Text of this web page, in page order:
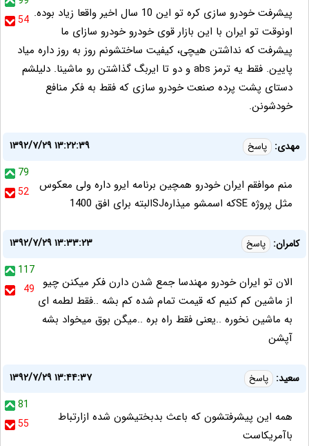
54 پیشرفت خودرو سازی کره تو این 10 سال اخیر واقعا زیاد بوده.
اونوقت تو ایران با این بازار قوی خودرو خودرو سازای ما
پیشرفت که نداشتن هیچی، کیفیت ساختشونم روز به روز داره میاد
پایین. فقط یه ترمز abs و دو تا ایربگ گذاشتن رو ماشینا. دلیلشم
دستای پشت پرده صنعت خودرو سازی که فقط به فکر منافع
خودشونن.
مهدی: پاسخ
۱۳۹۲/۷/۲۹ ۱۳:۲۲:۳۹
79
52
منم موافقم ایران خودرو همچین برنامه ایرو داره ولی معکوس
مثل پروژه SEکه اسمشو میذارهSJالبته برای افق 1400
کامران: پاسخ
۱۳۹۲/۷/۲۹ ۱۳:۳۳:۲۳
117
49
الان تو ایران خودرو مهندسا جمع شدن دارن فکر میکنن چیو
از ماشین کم کنیم که قیمت تمام شده کم بشه ..فقط لطمه ای
به ماشین نخوره ..یعنی فقط راه بره ..میگن بوق میخواد بشه
آپشن
سعید: پاسخ
۱۳۹۲/۷/۲۹ ۱۳:۴۴:۳۷
81
55
همه این پیشرفتشون که باعث بدبختیشون شده ازارتباط
باآمریکاست